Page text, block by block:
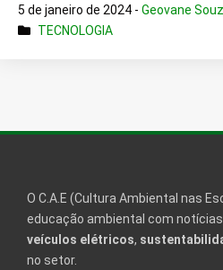
5 de janeiro de 2024 - Geovane
TECNOLOGIA
O C.A.E (Cultura Ambiental nas
educação ambiental com
veículos elétricos,
no setor.